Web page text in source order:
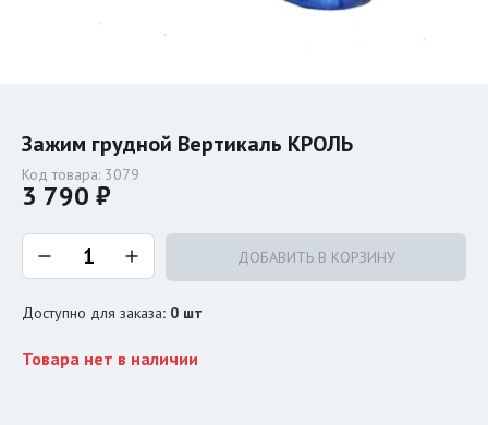
Зажим грудной Вертикаль КРОЛЬ
Код товара: 3079
3 790 ₽
ДОБАВИТЬ В КОРЗИНУ
Доступно для заказа: 0 шт
Товара нет в наличии